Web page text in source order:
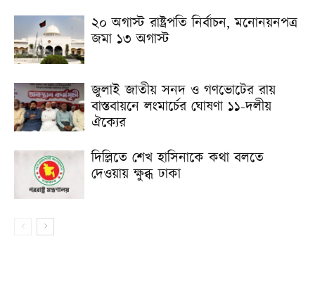
২০ অগাস্ট রাষ্ট্রপতি নির্বাচন, মনোনয়নপত্র
জমা ১৩ অগাস্ট
জুলাই জাতীয় সনদ ও গণভোটের রায়
বাস্তবায়নে লংমার্চের ঘোষণা ১১-দলীয়
ঐক্যের
দিল্লিতে শেখ হাসিনাকে কথা বলতে
দেওয়ায় ক্ষুব্ধ ঢাকা